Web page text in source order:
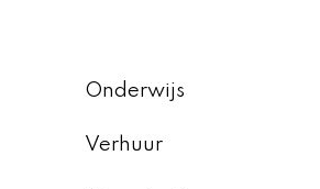
Onderwijs
Verhuur